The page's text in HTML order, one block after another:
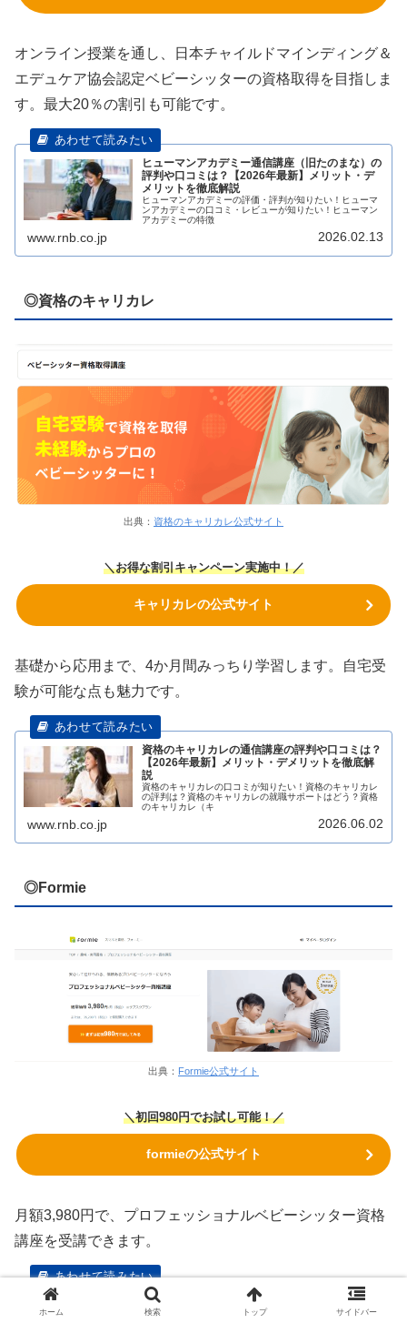
オンライン授業を通し、日本チャイルドマインディング＆
エデュケア協会認定ベビーシッターの資格取得を目指しま
す。最大20％の割引も可能です。
ヒューマンアカデミー通信講座（旧たのまな）の
評判や口コミは？【2026年最新】メリット・デ
メリットを徹底解説
ヒューマンアカデミーの評価・評判が知りたい！ヒューマ
ンアカデミーの口コミ・レビューが知りたい！ヒューマン
アカデミーの特徴
www.rnb.co.jp 2026.02.13
◎資格のキャリカレ
出典： 資格のキャリカレ公式サイト
＼お得な割引キャンペーン実施中！／
キャリカレの公式サイト
基礎から応用まで、4か月間みっちり学習します。自宅受
験が可能な点も魅力です。
資格のキャリカレの通信講座の評判や口コミは？
【2026年最新】メリット・デメリットを徹底解
説
資格のキャリカレの口コミが知りたい！資格のキャリカレ
の評判は？資格のキャリカレの就職サポートはどう？資格
のキャリカレ（キ
www.rnb.co.jp 2026.06.02
◎Formie
出典： Formie公式サイト
＼初回980円でお試し可能！／
formieの公式サイト
月額3,980円で、プロフェッショナルベビーシッター資格
講座を受講できます。
Formie(フォーミー)の通信講座の評判や口コミ
は？【2026年最新】メリット・デメリットを徹
ホーム 検索 トップ サイドバー